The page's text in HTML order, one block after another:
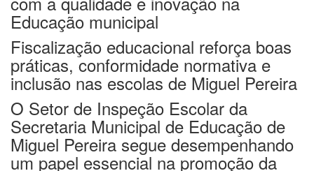
Educação municipal
Fiscalização educacional reforça boas
práticas, conformidade normativa e
inclusão nas escolas de Miguel Pereira
O Setor de Inspeção Escolar da
Secretaria Municipal de Educação de
Miguel Pereira segue desempenhando
um papel essencial na promoção da